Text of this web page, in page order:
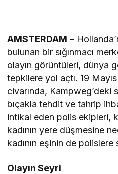
AMSTERDAM –
bulunan bir sığınmacı
olayın görüntüleri, dünya
tepkilere yol açtı. 19
civarında, Kampweg’deki
bıçakla tehdit ve tahrip
intikal eden polis ekipleri,
kadının yere düşmesine
kadının eşinin de polislere
Olayın Seyri